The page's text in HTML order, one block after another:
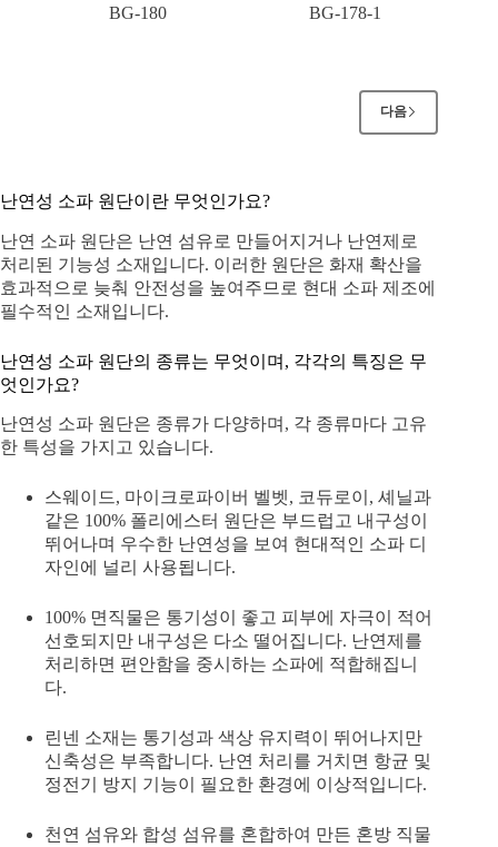
BG-180 BG-178-1
다음
난연성 소파 원단이란 무엇인가요?
난연 소파 원단은 난연 섬유로 만들어지거나 난연제로
처리된 기능성 소재입니다. 이러한 원단은 화재 확산을
효과적으로 늦춰 안전성을 높여주므로 현대 소파 제조에
필수적인 소재입니다.
난연성 소파 원단의 종류는 무엇이며, 각각의 특징은 무
엇인가요?
난연성 소파 원단은 종류가 다양하며, 각 종류마다 고유
한 특성을 가지고 있습니다.
스웨이드, 마이크로파이버 벨벳, 코듀로이, 셰닐과
같은 100% 폴리에스터 원단은 부드럽고 내구성이
뛰어나며 우수한 난연성을 보여 현대적인 소파 디
자인에 널리 사용됩니다.
100% 면직물은 통기성이 좋고 피부에 자극이 적어
선호되지만 내구성은 다소 떨어집니다. 난연제를
처리하면 편안함을 중시하는 소파에 적합해집니
다.
린넨 소재는 통기성과 색상 유지력이 뛰어나지만
신축성은 부족합니다. 난연 처리를 거치면 항균 및
정전기 방지 기능이 필요한 환경에 이상적입니다.
천연 섬유와 합성 섬유를 혼합하여 만든 혼방 직물